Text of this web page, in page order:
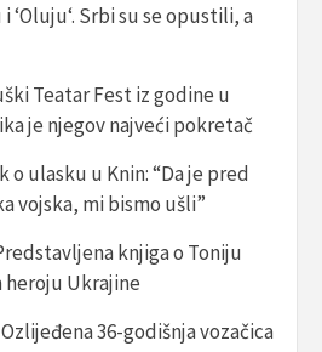
‘Oluju‘. Srbi su se opustili, a
Teatar Fest iz godine u
je njegov najveći pokretač
ulasku u Knin: “Da je pred
vojska, mi bismo ušli”
knjiga o Toniju
Ukrajine
36-godišnja vozačica